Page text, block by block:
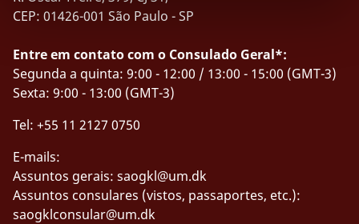
CEP: 01426-001 São Paulo - SP
Entre em contato com o Consulado Geral*:
Segunda a quinta: 9:00 - 12:00 / 13:00 - 15:00 (GMT-3)
Sexta: 9:00 - 13:00 (GMT-3)
Tel: +55 11 2127 0750
E-mails:
Assuntos gerais: saogkl@um.dk
Assuntos consulares (vistos, passaportes, etc.):
saogklconsular@um.dk